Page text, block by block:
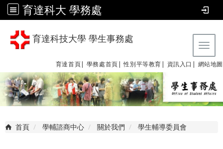
育達科大 學務處
育達科技大學 學生事務處
育達首頁| 學務處首頁| 性別平等教育 | 資訊入口| 網站地圖
首頁 學輔諮商中心 關於我們 學生輔導委員會